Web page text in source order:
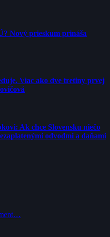
Nový prieskum prináša
Viac ako dve tretiny prvej
Ak chce Slovensku niečo
odvodmi a daňami